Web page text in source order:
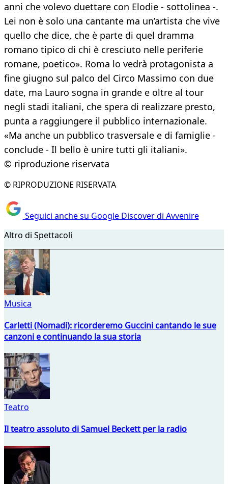
anni che volevo duettare con Elodie - sottolinea -.
Lei non è solo una cantante ma un’artista che vive
quello che dice, che è parte di quel dramma
romano tipico di chi è cresciuto nelle periferie
romane, poetico». Roma lo vedrà protagonista a
fine giugno sul palco del Circo Massimo con due
date, ma Lauro sogna in grande e oltre al tour
negli stadi italiani, che spera di realizzare presto,
punta a raggiungere il pubblico internazionale.
«Ma anche un pubblico trasversale e di famiglie -
conclude - Il bello è unire tutti gli italiani».
© riproduzione riservata
© RIPRODUZIONE RISERVATA
Seguici anche su Google Discover di Avvenire
Altro di Spettacoli
Musica
Carletti (Nomadi): ricorderemo Guccini cantando le sue
canzoni e continuando la sua storia
Teatro
Il teatro assoluto di Samuel Beckett per la radio